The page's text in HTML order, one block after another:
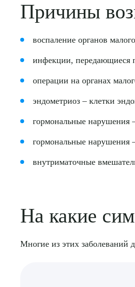
Причины
воспаление органов
инфекции, передающиеся
операции на органах
эндометриоз – клетки
гормональные нарушения
гормональные нарушения
внутриматочные
На какие
Многие из этих заболеваний